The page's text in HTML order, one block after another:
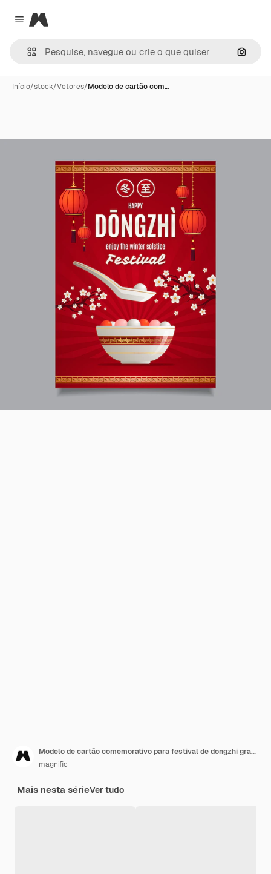
Close menu
Magnific
Início/stock/Vetores/Modelo de cartão com…
Modelo de cartão comemorativo para festival de dongzhi gradiente
magnific
Mais nesta sérieVer tudo